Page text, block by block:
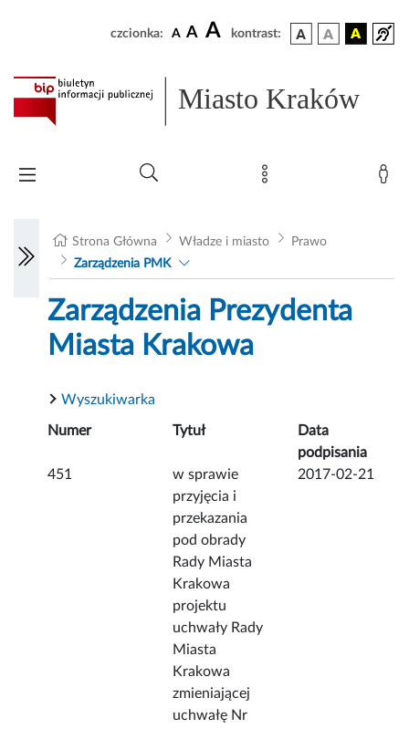
czcionka: A A A kontrast:
Miasto Kraków
Strona Główna Władze i miasto
Prawo
Zarządzenia PMK
Zarządzenia Prezydenta
Miasta Krakowa
Wyszukiwarka
Numer Tytuł
Data
podpisania
451
w sprawie
przyjęcia i
przekazania
pod obrady
Rady Miasta
Krakowa
projektu
uchwały Rady
Miasta
Krakowa
zmieniającej
uchwałę Nr
2017-02-21